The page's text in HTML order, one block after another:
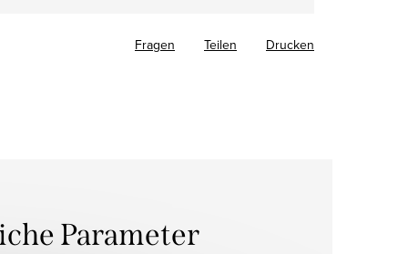
Drucken
Fragen Teilen
Parameter